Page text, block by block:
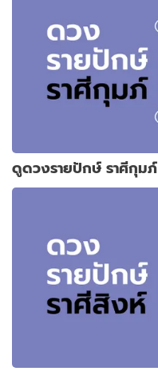
ดูดวงรายปักษ์ ราศีกุมภ์